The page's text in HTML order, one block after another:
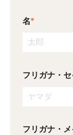
名*
フリガナ・セ
フリガナ・メ